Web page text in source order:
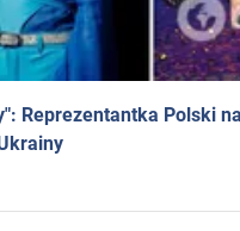
Reprezentantka Polski